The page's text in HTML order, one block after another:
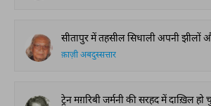
सीतापुर में तहसील सिधाली अपनी झीलों और शिकारियों के लिए मशहूर थी। अब झीलों में धान ‎बोया जाता है। बंदूक़ें बेच कर चक्कियाँ लगाई गई हैं, और लाइसेंस पर मिले हुए कारतूस “ब्लैक” कर ‎के शेरवानियाँ बनाई जाती हैं। यहाँ छोटे-छोटे क़स्बों का ज़ंजीरा फैला हुआ था, जिनमें शुयूख़ आबाद ‎थे जो
क़ाज़ी अबदुस्सत्तार
ट्रेन मग़रिबी जर्मनी की सरहद में दाख़िल हो चुकी थी। हद-ए-नज़र तक लाला के तख़्ते लहलहा रहे थे। देहात की शफ़्फ़ाफ़ सड़कों पर से कारें ज़न्नाटे से गुज़रती जाती थीं। नदियों